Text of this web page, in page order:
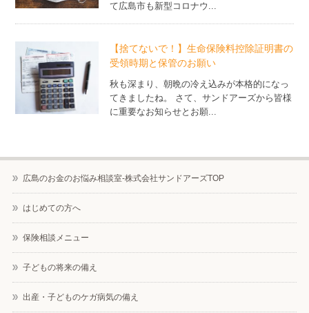
て広島市も新型コロナウ...
【捨てないで！】生命保険料控除証明書の
受領時期と保管のお願い
秋も深まり、朝晩の冷え込みが本格的になっ
てきましたね。 さて、サンドアーズから皆様
に重要なお知らせとお願...
広島のお金のお悩み相談室-株式会社サンドアーズTOP
はじめての方へ
保険相談メニュー
子どもの将来の備え
出産・子どものケガ病気の備え